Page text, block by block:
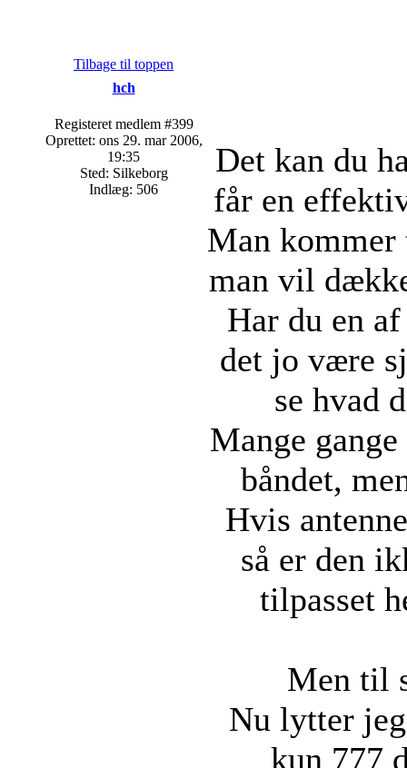
Tilbage til toppen
hch
Registeret medlem #399
Oprettet: ons 29. mar 2006,
19:35
Sted: Silkeborg
Indlæg: 506
Det kan du
får en
Man
man vil
Har du en
det jo være
se hvad
Mange
båndet,
Hvis
så er den
tilpasset
Men til
Nu lytter
kun 777